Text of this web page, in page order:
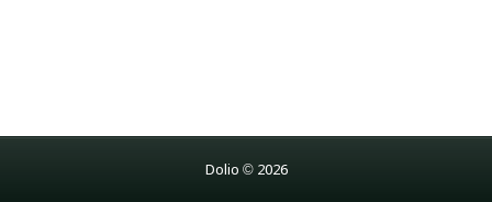
Dolio © 2026